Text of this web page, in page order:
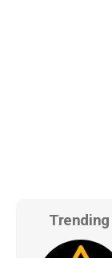
Trending